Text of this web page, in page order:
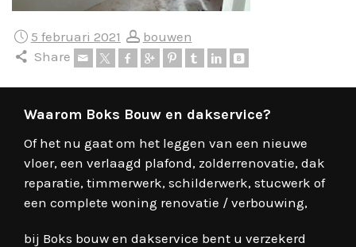
5 februari 2021
bouwen
Share
Waarom Boks Bouw en dakservice?
Of het nu gaat om het leggen van een nieuwe
vloer, een verlaagd plafond, zolderrenovatie, dak
reparatie, timmerwerk, schilderwerk, stucwerk of
een complete woning renovatie / verbouwing,
bij Boks bouw en dakservice bent u verzekerd